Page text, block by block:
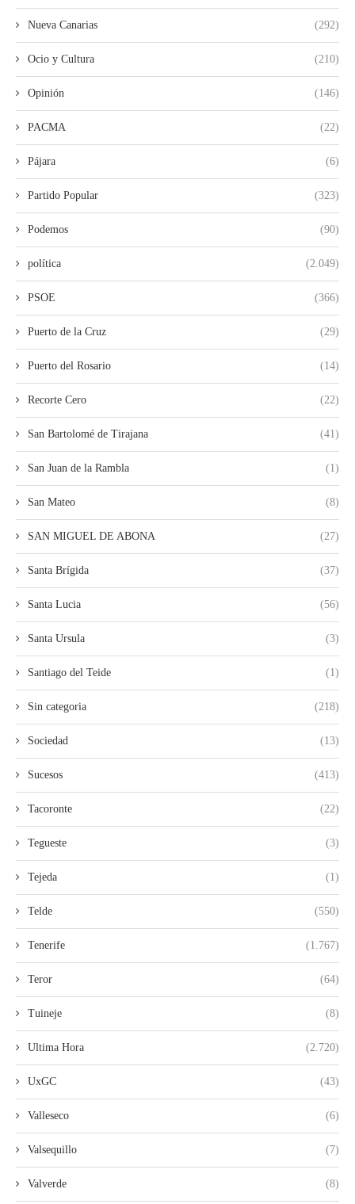
Nueva Canarias (292)
Ocio y Cultura (210)
Opinión (146)
PACMA (22)
Pájara (6)
Partido Popular (323)
Podemos (90)
política (2.049)
PSOE (366)
Puerto de la Cruz (29)
Puerto del Rosario (14)
Recorte Cero (22)
San Bartolomé de Tirajana (41)
San Juan de la Rambla (1)
San Mateo (8)
SAN MIGUEL DE ABONA (27)
Santa Brígida (37)
Santa Lucia (56)
Santa Ursula (3)
Santiago del Teide (1)
Sin categoria (218)
Sociedad (13)
Sucesos (413)
Tacoronte (22)
Tegueste (3)
Tejeda (1)
Telde (550)
Tenerife (1.767)
Teror (64)
Tuineje (8)
Ultima Hora (2.720)
UxGC (43)
Valleseco (6)
Valsequillo (7)
Valverde (8)